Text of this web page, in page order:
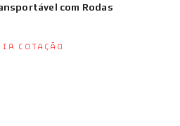
com Rodas
Cotação